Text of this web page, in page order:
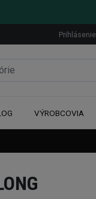
Prihlásenie
VÝROBCOVIA